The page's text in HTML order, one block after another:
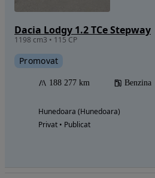
Dacia Lodgy 1.2 TCe Stepway
1198 cm3 • 115 CP
Promovat
188 277 km Benzina
Hunedoara (Hunedoara)
Privat • Publicat